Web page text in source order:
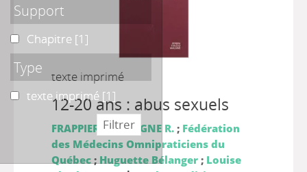
texte imprimé
12-20 ans : abus sexuels
FRAPPIER J.Y.;GAGNE R.; Fédération
des Médecins Omnipraticiens du
Québec;Huguette Bélanger; Louise
Support
Chapitre
Chapitre [1]
Type
texte imprimé
texte imprimé [1]